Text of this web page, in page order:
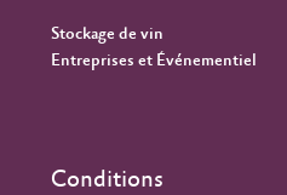
Stockage de vin
Entreprises et Événementiel
Conditions